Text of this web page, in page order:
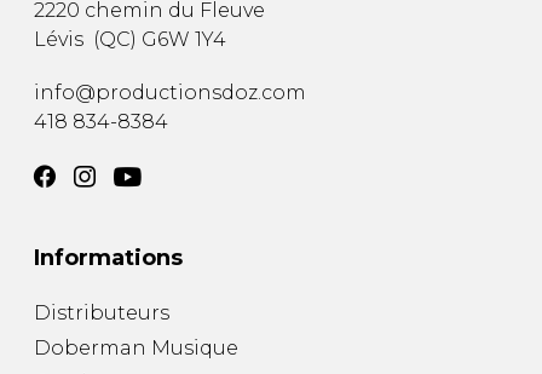
2220 chemin du Fleuve
Lévis (QC) G6W 1Y4
info@productionsdoz.com
418 834-8384
Informations
Distributeurs
Doberman Musique